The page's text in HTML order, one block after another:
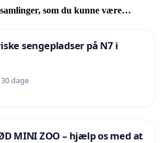
som du kunne være
sengepladser på N7 i
dage
MINI ZOO – hjælp os med at